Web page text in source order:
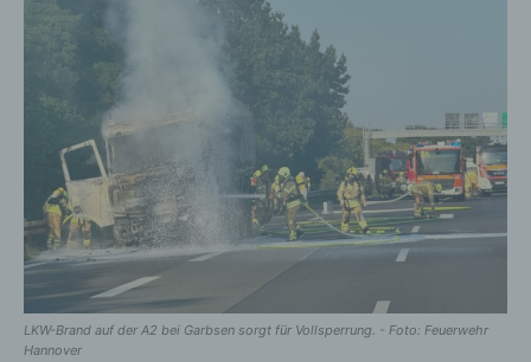
LKW-Brand auf der A2 bei Garbsen sorgt für Vollsperrung. - Foto: Feuerwehr
Hannover